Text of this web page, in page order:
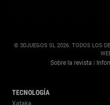
© 3DJUEGOS SL 2026. TODOS LOS
Sobre la revista |
TECNOLOGÍA
Xataka